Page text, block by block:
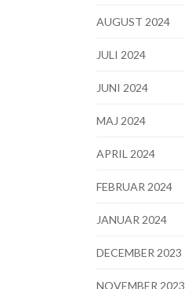
AUGUST 2024
JULI 2024
JUNI 2024
MAJ 2024
APRIL 2024
FEBRUAR 2024
JANUAR 2024
DECEMBER 2023
NOVEMBER 2023